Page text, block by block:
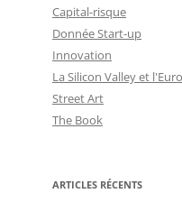
Capital-risque
Donnée Start-up
Innovation
La Silicon Valley et
Street Art
The Book
ARTICLES RÉCENTS